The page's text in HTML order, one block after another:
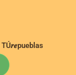
TÚ𝒓𝒆pueblas